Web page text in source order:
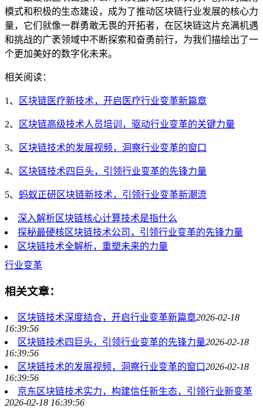
模式和积极的生态建设，成为了推动区块链行业发展的核心力
量，它们就像一群勇敢无畏的开拓者，在区块链这片充满机遇
和挑战的广袤领域中不断探索和奋勇前行，为我们描绘出了一
个更加美好的数字化未来。
相关阅读：
1、 区块链医疗新技术，开启医疗行业变革新篇章
2、 区块链高级技术人员培训，驱动行业变革的关键力量
3、 区块链技术的发展视频，洞察行业变革的窗口
4、 区块链技术四巨头，引领行业变革的先锋力量
5、 蚂蚁正研区块链新技术，引领行业变革新潮流
深入解析区块链核心计算技术是指什么
探秘最硬核区块链技术公司，引领行业变革的先锋力量
区块链技术全解析，重塑未来的力量
行业变革
相关文章：
区块链技术深度结合，开启行业变革新篇章2026-02-18
16:39:56
区块链技术四巨头，引领行业变革的先锋力量2026-02-18
16:39:56
区块链技术的发展视频，洞察行业变革的窗口2026-02-18
16:39:56
京东区块链技术实力，构建信任新生态，引领行业新变革
2026-02-18 16:39:56